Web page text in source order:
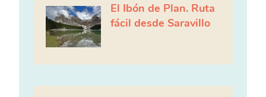
El Ibón de Plan. Ruta
fácil desde Saravillo